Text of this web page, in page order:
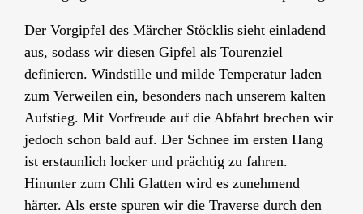
Der Vorgipfel des Märcher Stöcklis sieht einladend
aus, sodass wir diesen Gipfel als Tourenziel
definieren. Windstille und milde Temperatur laden
zum Verweilen ein, besonders nach unserem kalten
Aufstieg. Mit Vorfreude auf die Abfahrt brechen wir
jedoch schon bald auf. Der Schnee im ersten Hang
ist erstaunlich locker und prächtig zu fahren.
Hinunter zum Chli Glatten wird es zunehmend
härter. Als erste spuren wir die Traverse durch den